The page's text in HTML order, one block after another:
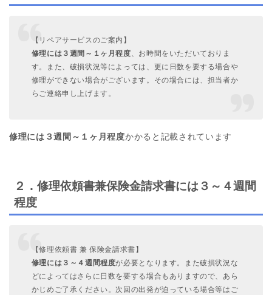
【リペアサービスのご案内】
修理には３週間～１ヶ月程度、お時間をいただいておりま
す。また、破損状況等によっては、更に日数を要する場合や
修理ができない場合がございます。その場合には、担当者か
らご連絡申し上げます。
修理には３週間～１ヶ月程度かかると記載されています
２．修理依頼書兼保険金請求書には３～４週間
程度
【修理依頼書 兼 保険金請求書】
修理には３～４週間程度が必要となります。また破損状況な
どによってはさらに日数を要する場合もありますので、あら
かじめご了承ください。次回の出発が迫っている場合等はご